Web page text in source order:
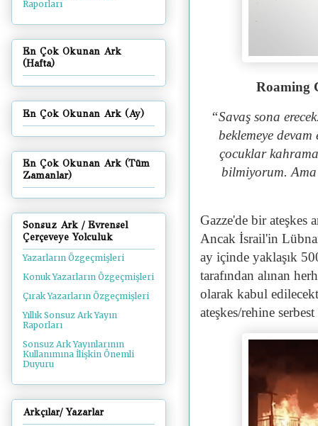
Roaming
“Savaş sona
beklemeye devam
çocuklar
bilmiyorum.
Gazze'de bir ateşkes
Ancak İsrail'in
ay içinde yaklaşık
tarafından alınan
olarak kabul
ateşkes/rehine
Raporları
En Çok Okunan Ark
(Hafta)
En Çok Okunan Ark (Ay)
En Çok Okunan Ark (Tüm
Zamanlar)
Sonsuz Ark / Evrensel
Çerçeveye Yolculuk
Yazarların Özgeçmişleri
Konuk Yazarların Özgeçmişleri
Çırak Yazarların Özgeçmişleri
Yıllık Sonsuz Ark Yayın
Raporları
Sonsuz Ark Yayınlarının
Kullanımına İlişkin Önemli
Duyuru
Arkçılar/ Yazarlar